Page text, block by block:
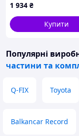
NBR+TPE+POM |
K18-220-190
1 934 ₴
Купити
Популярні
частини та
Q-FIX Toyota
Balkancar Record